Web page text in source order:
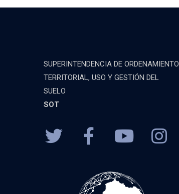
SUPERINTENDENCIA DE ORDENAMIENTO
TERRITORIAL, USO Y GESTIÓN DEL
SUELO
SOT